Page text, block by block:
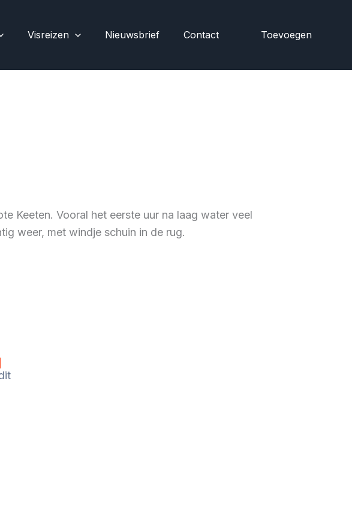
Visreizen Nieuwsbrief Contact Toevoegen
Keeten. Vooral het eerste uur na laag water veel
weer, met windje schuin in de rug.